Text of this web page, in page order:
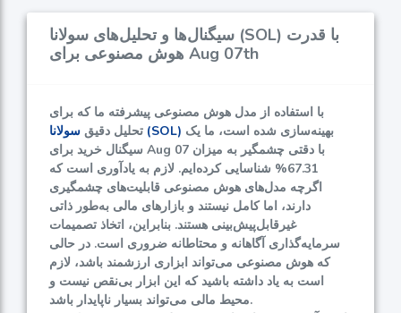
سیگنال‌ها و تحلیل‌های سولانا (SOL) با قدرت
هوش مصنوعی برای Aug 07th
با استفاده از مدل هوش مصنوعی پیشرفته‌ ما که برای
تحلیل دقیق سولانا (SOL)
سیگنال خرید برای Aug 07 با دقتی چشمگیر به میزان
67.31%
شناسایی کرده‌ایم. لازم به یادآوری است که
اگرچه مدل‌های هوش مصنوعی قابلیت‌های چشمگیری
دارند، اما کامل نیستند و بازارهای مالی به‌طور ذاتی
غیرقابل‌پیش‌بینی هستند. بنابراین، اتخاذ تصمیمات
سرمایه‌گذاری آگاهانه و محتاطانه ضروری است. در حالی
که هوش مصنوعی می‌تواند ابزاری ارزشمند باشد، لازم
است به یاد داشته باشید که این ابزار بی‌نقص نیست و
محیط مالی می‌تواند بسیار ناپایدار باشد.